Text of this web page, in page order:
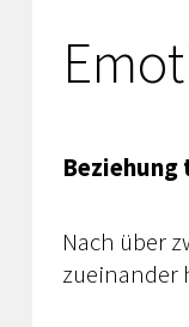
Nach über
zueinander